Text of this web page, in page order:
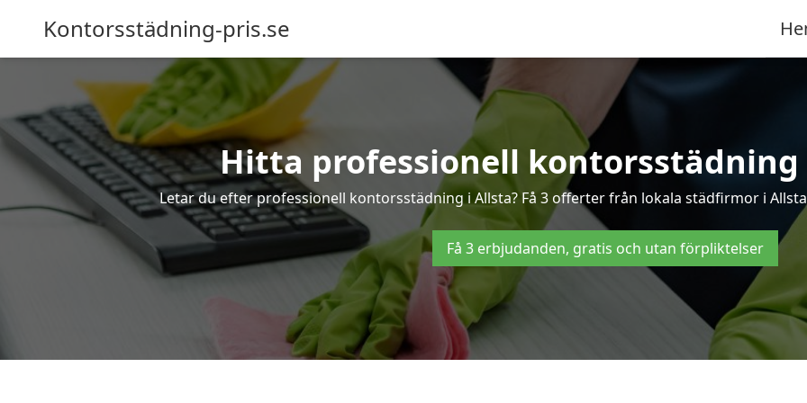
Kontorsstädning-pris.se
Hitta professionell
Letar du efter professionell kontorsstädning i Allsta? Få 3 offerter från lokala städfirmor i
Få 3 erbjudanden, gratis och utan förpliktelser